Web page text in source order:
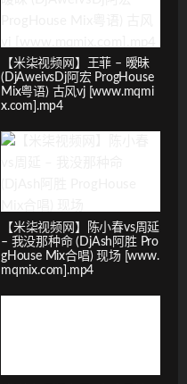
【米柒视频网】王菲 – 暧昧
(DjAweivsDj阿宏 ProgHouse
Mix粤语) 古风vj [www.mqmi
x.com].mp4
【米柒视频网】陈小春vs周延
– 我没那种命 (DjAsh阿胜 Pro
gHouse Mix合唱) 现场 [www.
mqmix.com].mp4